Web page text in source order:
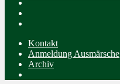
Kontakt
Anmeldung Ausmärsche
Archiv